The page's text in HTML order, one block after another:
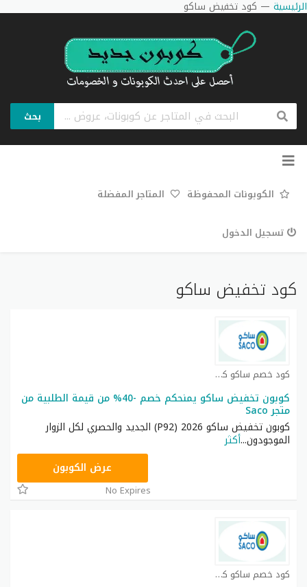
الرئيسية — كود تخفيض ساكو
بحث
تخطي
الكوبونات المحفوظة المتاجر المفضلة
تسجيل الدخول
كود تخفيض ساكو
كود خصم ساكو كوبون
كوبون تخفيض ساكو يمنحكم خصم -40% من قيمة الطلبية من
متجر Saco
كوبون تخفيض ساكو 2026 (P92) الجديد والحصري لكل الزوار
الموجودون...أكثر
عرض الكوبون
No Expires
كود خصم ساكو كوبون